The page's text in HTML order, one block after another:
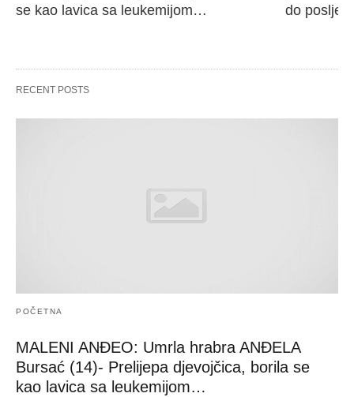
se kao lavica sa leukemijom…
do
RECENT POSTS
POČETNA
MALENI ANĐEO: Umrla hrabra ANĐELA
Bursać (14)- Prelijepa djevojčica, borila se
kao lavica sa leukemijom…